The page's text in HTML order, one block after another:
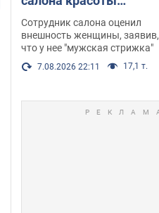
оскорбил женщину
после химиотерапии,
разгорелся скандал.
Фото
Сотрудник салона оценил
внешность женщины, заявив,
что у нее "мужская стрижка"
7.08.2026 22:11 17,1 т.